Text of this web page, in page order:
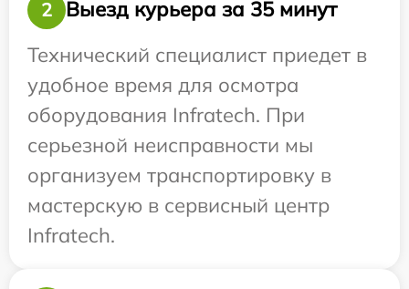
2
Выезд курьера за 35 минут
Технический специалист приедет в
удобное время для осмотра
оборудования Infratech. При
серьезной неисправности мы
организуем транспортировку в
мастерскую в сервисный центр
Infratech.